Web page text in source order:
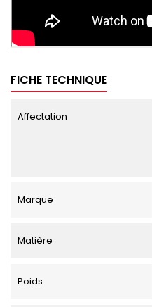
FICHE TECHNIQUE
Affectation
Marque
Matière
Poids